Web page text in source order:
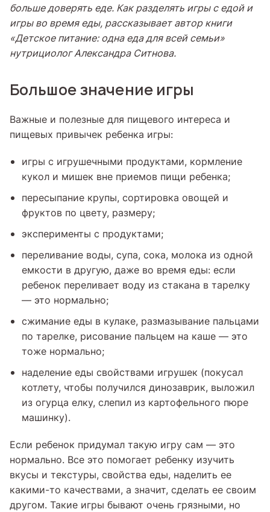
больше доверять еде. Как разделять игры с едой и
игры во время еды, рассказывает автор книги
«Детское питание: одна еда для всей семьи»
нутрициологАлександра Ситнова.
Большое значение игры
Важные и полезные для пищевого интереса и
пищевых привычек ребенка игры:
игры с игрушечными продуктами, кормление
кукол и мишек вне приемов пищи ребенка;
пересыпание крупы, сортировка овощей и
фруктов по цвету, размеру;
эксперименты с продуктами;
переливание воды, супа, сока, молока из одной
емкости в другую, даже во время еды: если
ребенок переливает воду из стакана в тарелку
— это нормально;
сжимание еды в кулаке, размазывание пальцами
по тарелке, рисование пальцем на каше — это
тоже нормально;
наделение еды свойствами игрушек (покусал
котлету, чтобы получился динозаврик, выложил
из огурца елку, слепил из картофельного пюре
машинку).
Если ребенок придумал такую игру сам — это
нормально. Все это помогает ребенку изучить
вкусы и текстуры, свойства еды, наделить ее
какими-то качествами, а значит, сделать ее своим
другом. Такие игры бывают очень грязными, но